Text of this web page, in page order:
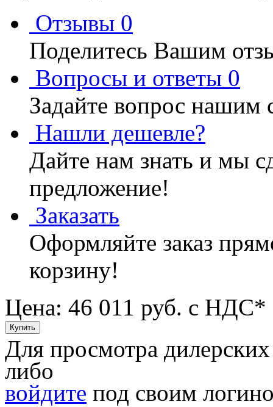
Отзывы 0
Поделитесь Вашим
Вопросы и ответы 0
Задайте вопрос нашим
Нашли дешевле?
Дайте нам знать и мы
предложение!
Заказать
Оформляйте заказ
корзину!
Цена: 46 011 руб. с НДС*
Для просмотра
либо
войдите под своим